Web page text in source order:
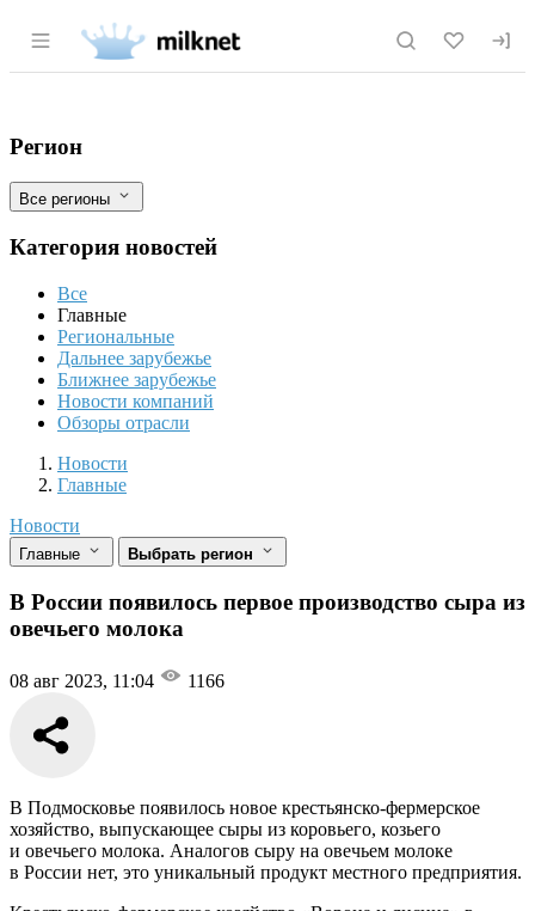
Раздел навигации по сайту milknet.ru
В России появилось первое
Фильтры
Регион
Все регионы
Категория новостей
Все
Главные
Региональные
Дальнее зарубежье
Ближнее зарубежье
Новости компаний
Обзоры отрасли
Новости
Разделы
Новости
Главные
Новости
Главные Выбрать регион
В России появилось первое производство сыра из
овечьего молока
08 авг 2023, 11:04 1166
В Подмосковье появилось новое крестьянско-фермерское
хозяйство, выпускающее сыры из коровьего, козьего
и овечьего молока. Аналогов сыру на овечьем молоке
в России нет, это уникальный продукт местного предприятия.